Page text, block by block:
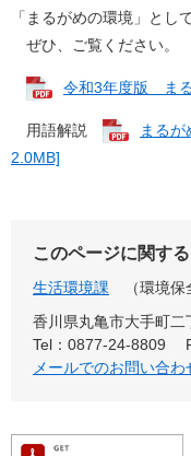
「まるがめの環境」とし
ぜひ、ご覧ください。
令和3年度版 ま
用語解説
まる
2.0MB]
このページに関す
生活環境課
環境保
香川県丸亀市大手町
Tel：0877-24-8809
メールでのお問い合わ